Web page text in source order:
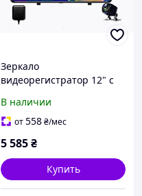
Зеркало
видеорегистратор 12" с
(Android Auto, CarPlay,
GPS, Wi-Fi, 4K, Bluetooth,
В наличии
от558₴/мес
5 585₴
Купить